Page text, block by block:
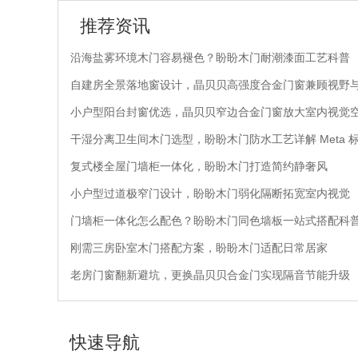
推荐资讯
沿海盐雾环境木门容易褪色？盼盼木门耐潮漆面工艺科普
自建房全景落地窗设计，晶贝贝高强度合金门窗兼顾视野
小户型阳台封窗优选，晶贝贝窄边合金门窗放大室内视觉
干湿分离卫生间木门选型，盼盼木门防水工艺详解 Meta
复式楼全屋门墙柜一体化，盼盼木门打造简约静奢风
小户型过道极窄门设计，盼盼木门弱化隔断拓宽室内视觉
门墙柜一体化怎么配色？盼盼木门同色墙板一站式搭配科
刚需三房卧室木门搭配方案，盼盼木门适配日常居家
老房门窗翻新避坑，更换晶贝贝合金门实现隔音节能升级
快速导航